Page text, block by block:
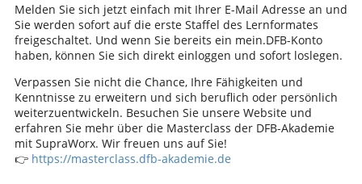
Melden Sie sich jetzt einfach mit Ihrer E-Mail Adresse an und
Sie werden sofort auf die erste Staffel des Lernformates
freigeschaltet. Und wenn Sie bereits ein mein.DFB-Konto
haben, können Sie sich direkt einloggen und sofort loslegen.
Verpassen Sie nicht die Chance, Ihre Fähigkeiten und
Kenntnisse zu erweitern und sich beruflich oder persönlich
weiterzuentwickeln. Besuchen Sie unsere Website und
erfahren Sie mehr über die Masterclass der DFB-Akademie
mit SupraWorx. Wir freuen uns auf Sie!
👉 https://masterclass.dfb-akademie.de